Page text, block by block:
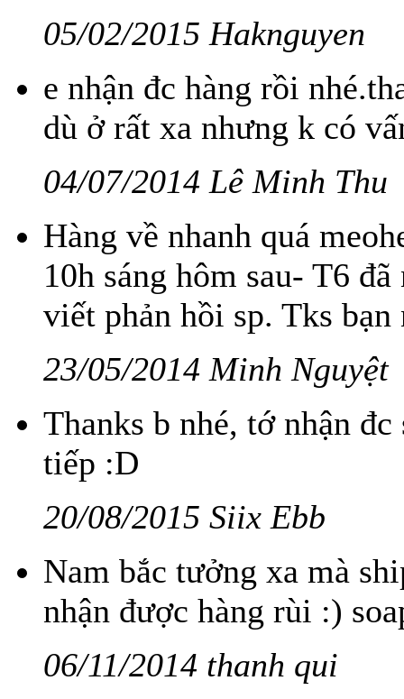
05/02/2015 Haknguyen
e nhận đc hàng rồi
dù ở rất xa nhưng k có
04/07/2014 Lê Minh Thu
Hàng về nhanh quá
10h sáng hôm sau- T6
viết phản hồi sp. Tks
23/05/2014 Minh Nguyệt
Thanks b nhé, tớ nhận
tiếp :D
20/08/2015 Siix Ebb
Nam bắc tưởng xa mà
nhận được hàng rùi :)
06/11/2014 thanh qui